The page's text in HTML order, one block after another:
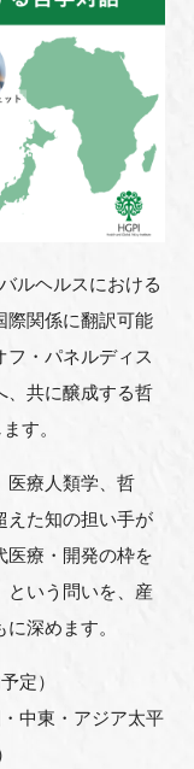
ルヘルスにおける
際関係に翻訳可能
フ・パネルディス
、共に醸成する哲
す。
医療人類学、哲
えた知の担い手が
医療・開発の枠を
という問いを、産
深めます。
定）
中東・アジア太平